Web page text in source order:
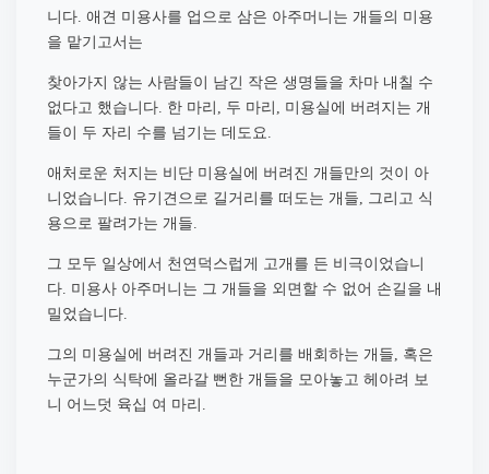
니다 애견 미용사를 업으로 삼은 아주머니는 개들의 미용
을 맡기고서는
찾아가지 않는 사람들이 남긴 작은 생명들을 차마 내칠 수
없다고 했습니다 한 마리 두 마리
미용실에 버려지는 개
들이 두 자리 수를 넘기는 데도요
애처로운 처지는 비단 미용실에 버려진 개들만의 것이 아
니었습니다 유기견으로 길거리를 떠도는 개들
그리고 식
용으로 팔려가는 개들
그 모두 일상에서 천연덕스럽게 고개를 든 비극이었습니
다 미용사 아주머니는 그 개들을 외면할 수 없어 손길을 내
밀었습니다
그의 미용실에 버려진 개들과 거리를 배회하는 개들
혹은
누군가의 식탁에 올라갈 뻔한 개들을 모아놓고 헤아려 보
니 어느덧 육십 여 마리